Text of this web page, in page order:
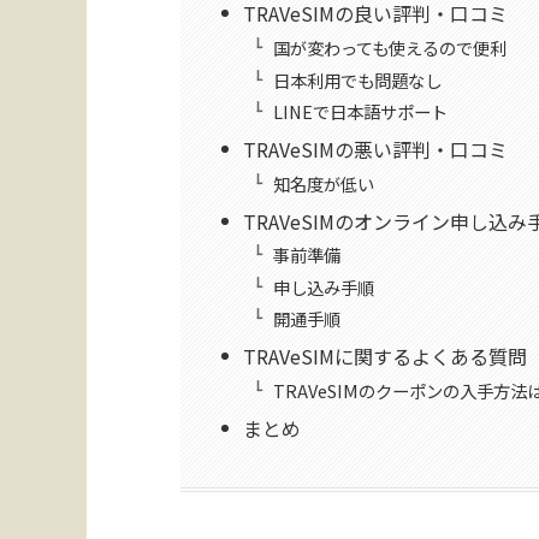
TRAVeSIMの良い評判・口コミ
国が変わっても使えるので便利
日本利用でも問題なし
LINEで日本語サポート
TRAVeSIMの悪い評判・口コミ
知名度が低い
TRAVeSIMのオンライン申し込み
事前準備
申し込み手順
開通手順
TRAVeSIMに関するよくある質問
TRAVeSIMのクーポンの入手方法
まとめ